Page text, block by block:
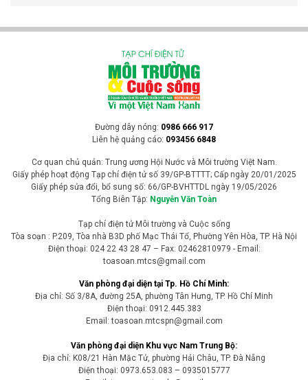
Nhiều tuyến sông huyết mạch ở châu Âu cạn
nước vì nắng nóng cực đoan
Các đợt nắng nóng kéo dài tại châu Âu đang khiến mực nước trên
nghiêm trọng đến hoạt động vận tải, sản xuất năng lượng và chuỗi
cung ứng, đồng thời đặt ra thách thức lớn trong thích ứng với biến